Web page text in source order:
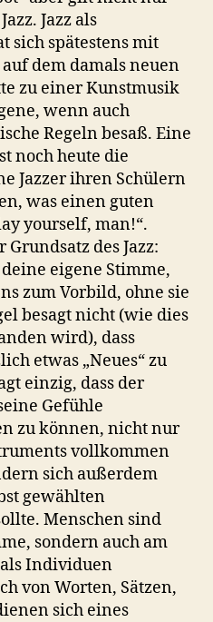
Jazz als
sich spätestens mit
dem damals neuen
zu einer Kunstmusik
wenn auch
Regeln besaß. Eine
noch heute die
Jazzer ihren Schülern
was einen guten
yourself, man!“.
des Jazz:
eigene Stimme,
zum Vorbild, ohne sie
besagt nicht (wie dies
wird), dass
etwas „Neues“ zu
einzig, dass der
Gefühle
zu können, nicht nur
vollkommen
sich außerdem
gewählten
Menschen sind
sondern auch am
als Individuen
von Worten, Sätzen,
sich eines